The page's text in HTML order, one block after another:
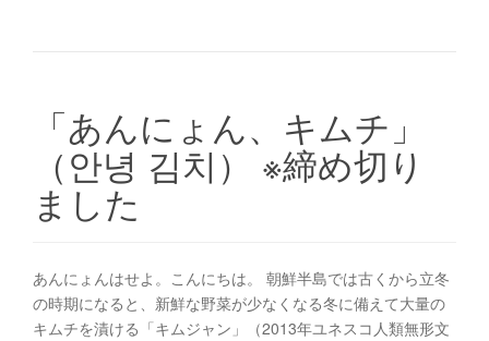
「あんにょん、キムチ」
（안녕 김치） ※締め切り
ました
あんにょんはせよ。こんにちは。 朝鮮半島では古くから立冬
の時期になると、新鮮な野菜が少なくなる冬に備えて大量の
キムチを漬ける「キムジャン」（2013年ユネスコ人類無形文